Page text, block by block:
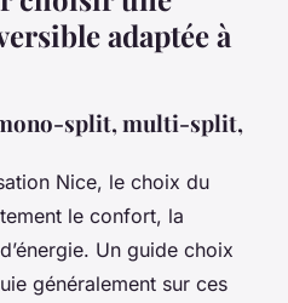
adaptée à
mono-split, multi-split,
Nice, le choix du
le confort, la
Un guide choix
généralement sur ces